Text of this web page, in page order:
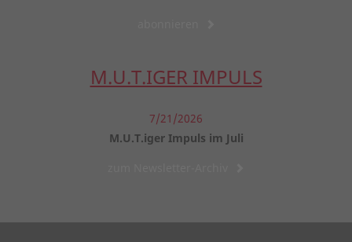
M.U.T.IGER IMPULS
7/21/2026
M.U.T.iger Impuls im Juli